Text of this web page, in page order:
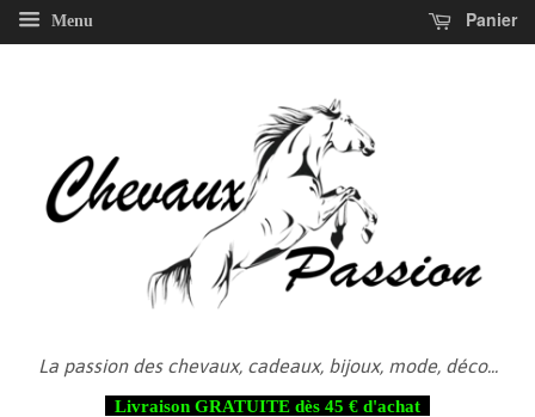
Menu Panier
La passion des chevaux, cadeaux, bijoux, mode, déco...
Livraison GRATUITE dès 45 € d'achat